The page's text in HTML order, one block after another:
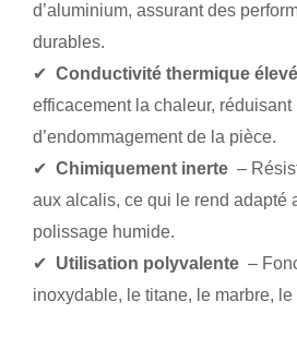
d’aluminium, assurant des
durables.
✔ Conductivité thermique
efficacement la chaleur, réduisant
d’endommagement de la pièce.
✔ Chimiquement inerte –
aux alcalis, ce qui le rend adapté
polissage humide.
✔ Utilisation polyvalente –
inoxydable, le titane, le marbre,